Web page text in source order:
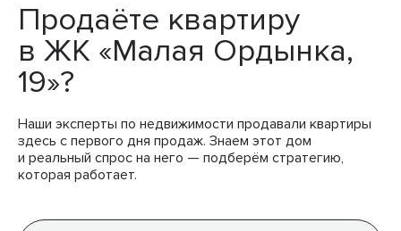
Продаёте квартиру
в ЖК «Малая Ордынка,
19»?
Наши эксперты по недвижимости продавали квартиры
здесь с первого дня продаж. Знаем этот дом
и реальный спрос на него — подберём стратегию,
которая работает.